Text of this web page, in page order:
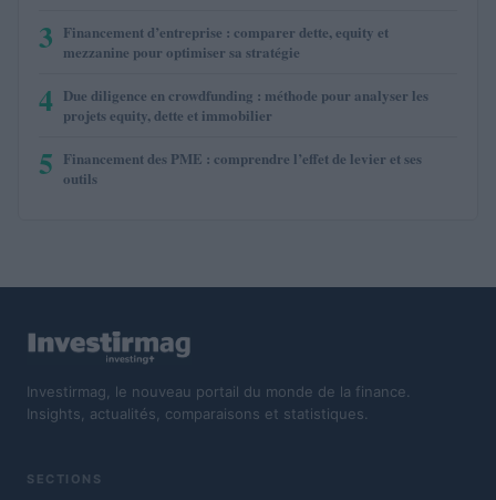
3 Financement d’entreprise : comparer dette, equity et
mezzanine pour optimiser sa stratégie
4 Due diligence en crowdfunding : méthode pour analyser les
projets equity, dette et immobilier
5 Financement des PME : comprendre l’effet de levier et ses
outils
Investirmag, le nouveau portail du monde de la finance.
Insights, actualités, comparaisons et statistiques.
SECTIONS